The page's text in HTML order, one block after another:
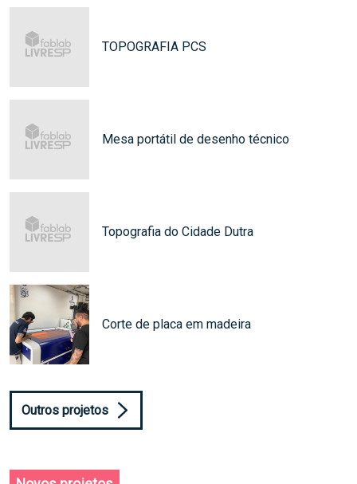
TOPOGRAFIA PCS
Mesa portátil de desenho técnico
Topografia do Cidade Dutra
Corte de placa em madeira
Outros projetos